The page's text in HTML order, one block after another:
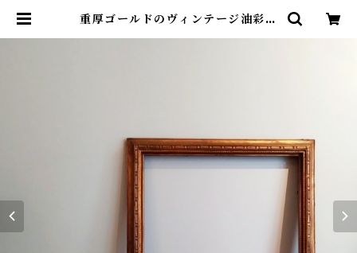
重厚ゴールドのヴィンテージ油彩額